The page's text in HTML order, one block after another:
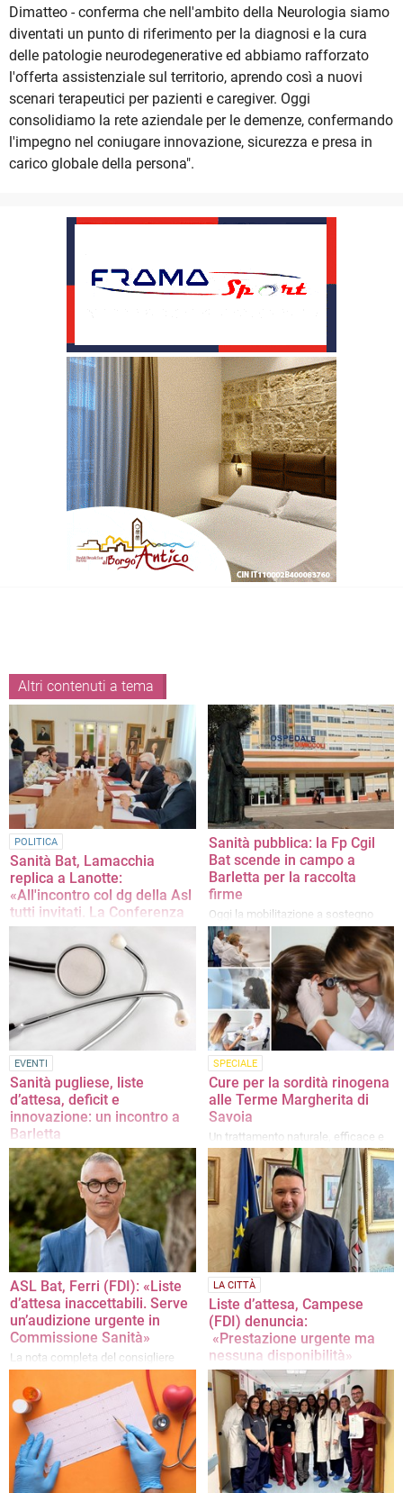
Dimatteo - conferma che nell'ambito della Neurologia siamo
diventati un punto di riferimento per la diagnosi e la cura
delle patologie neurodegenerative ed abbiamo rafforzato
l'offerta assistenziale sul territorio, aprendo così a nuovi
scenari terapeutici per pazienti e caregiver. Oggi
consolidiamo la rete aziendale per le demenze, confermando
l'impegno nel coniugare innovazione, sicurezza e presa in
carico globale della persona".
Altri contenuti a tema
POLITICA
Sanità Bat, Lamacchia
replica a Lanotte:
«All'incontro col dg della Asl
tutti invitati. La Conferenza
dei sindaci langue»
«La verità è che dal centrodestra si
continua a fare propaganda e basta
sulla sanità»
Sanità pubblica: la Fp Cgil
Bat scende in campo a
Barletta per la raccolta
firme
Oggi la mobilitazione a sostegno
della legge di iniziativa popolare
della Cgil dalle ore 8 presso
l'ospedale Dimiccoli
EVENTI
Sanità pugliese, liste
d’attesa, deficit e
innovazione: un incontro a
Barletta
Il confronto tra esperti si svolgerà
oggi alle ore 17:30
SPECIALE
Cure per la sordità rinogena
alle Terme Margherita di
Savoia
Un trattamento naturale, efficace e
non invasivo per favorire il recupero
della funzionalità uditiva
ASL Bat, Ferri (FDI): «Liste
d’attesa inaccettabili. Serve
un’audizione urgente in
Commissione Sanità»
La nota completa del consigliere
regionale di Fratelli d'Italia
LA CITTÀ
Liste d’attesa, Campese
(FDI) denuncia:
«Prestazione urgente ma
nessuna disponibilità»
La nota dell'ex assessore al Bilancio
del comune di Barletta